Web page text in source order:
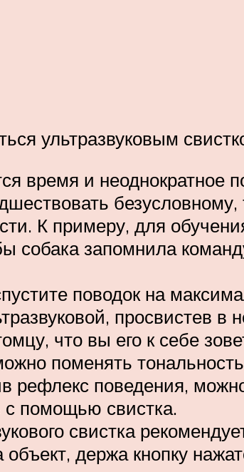
ультразвуковым
время и неоднократное
К примеру, для
собака запомнила
поводок на
просвистев в
что вы его к себе
поменять
поведения,
с помощью свистка.
свистка
держа кнопку